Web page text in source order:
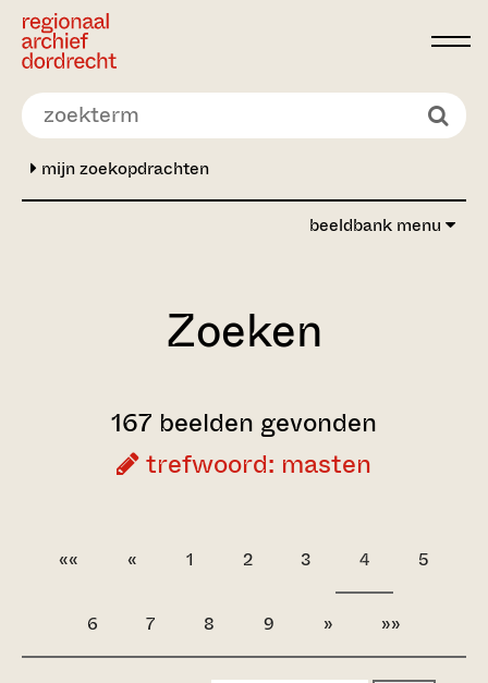
Ga direct naar de inhoud
mijn zoekopdrachten
beeldbank menu
Zoeken
167 beelden gevonden
trefwoord: masten
«« « 1 2 3 4 5
6 7 8 9 » »»